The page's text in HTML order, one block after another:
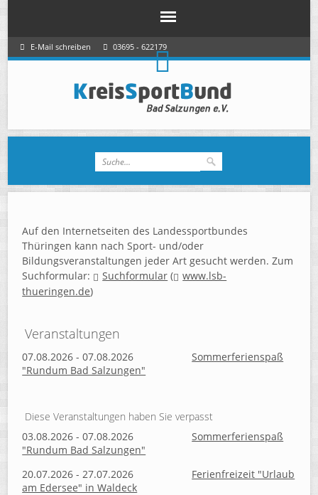
E-Mail schreiben 03695 - 622179
Auf den Internetseiten des Landessportbundes
Thüringen kann nach Sport- und/oder
Bildungsveranstaltungen jeder Art gesucht werden. Zum
Suchformular:
Suchformular (
www.lsb-
thueringen.de)
Veranstaltungen
07.08.2026 - 07.08.2026
Sommerferienspaß
"Rundum Bad Salzungen"
Diese Veranstaltungen haben Sie verpasst
03.08.2026 - 07.08.2026
Sommerferienspaß
"Rundum Bad Salzungen"
20.07.2026 - 27.07.2026
Ferienfreizeit "Urlaub
am Edersee" in Waldeck